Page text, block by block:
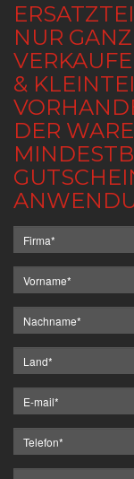
NUR
&
DER